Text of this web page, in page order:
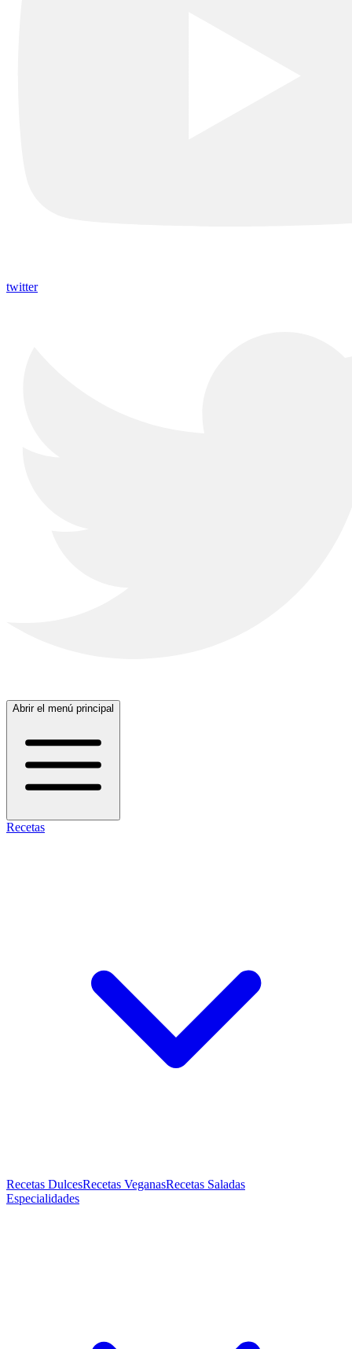
twitter
Abrir el menú principal
Recetas
Recetas DulcesRecetas VeganasRecetas Saladas
Especialidades